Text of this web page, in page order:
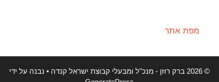
מפת אתר
© 2026 ברק רוזן - מנכ"ל ומבעלי קבוצת ישראל קנדה
• נבנה על ידי